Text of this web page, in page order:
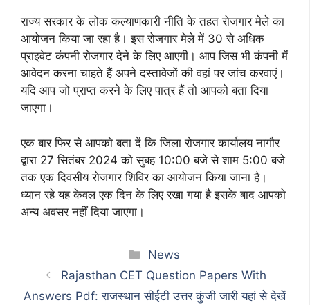
राज्य सरकार के लोक कल्याणकारी नीति के तहत रोजगार मेले का
आयोजन किया जा रहा है। इस रोजगार मेले में 30 से अधिक
प्राइवेट कंपनी रोजगार देने के लिए आएगी। आप जिस भी कंपनी में
आवेदन करना चाहते हैं अपने दस्तावेजों की वहां पर जांच करवाएं।
यदि आप जो प्राप्त करने के लिए पात्र हैं तो आपको बता दिया
जाएगा।
एक बार फिर से आपको बता दें कि जिला रोजगार कार्यालय नागौर
द्वारा 27 सितंबर 2024 को सुबह 10:00 बजे से शाम 5:00 बजे
तक एक दिवसीय रोजगार शिविर का आयोजन किया जाना है।
ध्यान रहे यह केवल एक दिन के लिए रखा गया है इसके बाद आपको
अन्य अवसर नहीं दियाजाएगा।
Categories
News
Rajasthan CET Question Papers With
Answers Pdf: राजस्थान सीईटी उत्तर कुंजी जारी यहां से देखें